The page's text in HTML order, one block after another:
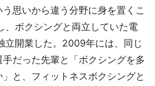
思いから違う分野に身を置くこ
、ボクシングと両立していた電
立開業した。2009年には、同じ
だった先輩と「ボクシングを多
と、フィットネスボクシングと